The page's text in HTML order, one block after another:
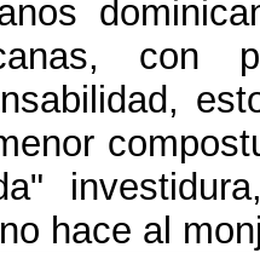
con
hace al